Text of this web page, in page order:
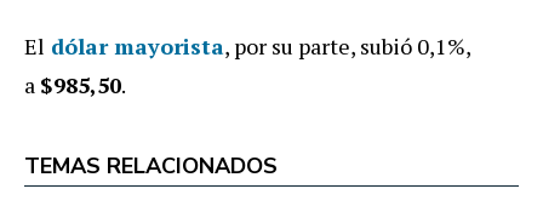
El dólar mayorista, por su parte, subió 0,1%,
a $985,50.
TEMAS RELACIONADOS